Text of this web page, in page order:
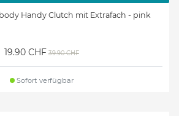
Handy Clutch mit Extrafach - pink
19.90 CHF 39.90 CHF
Sofort verfügbar